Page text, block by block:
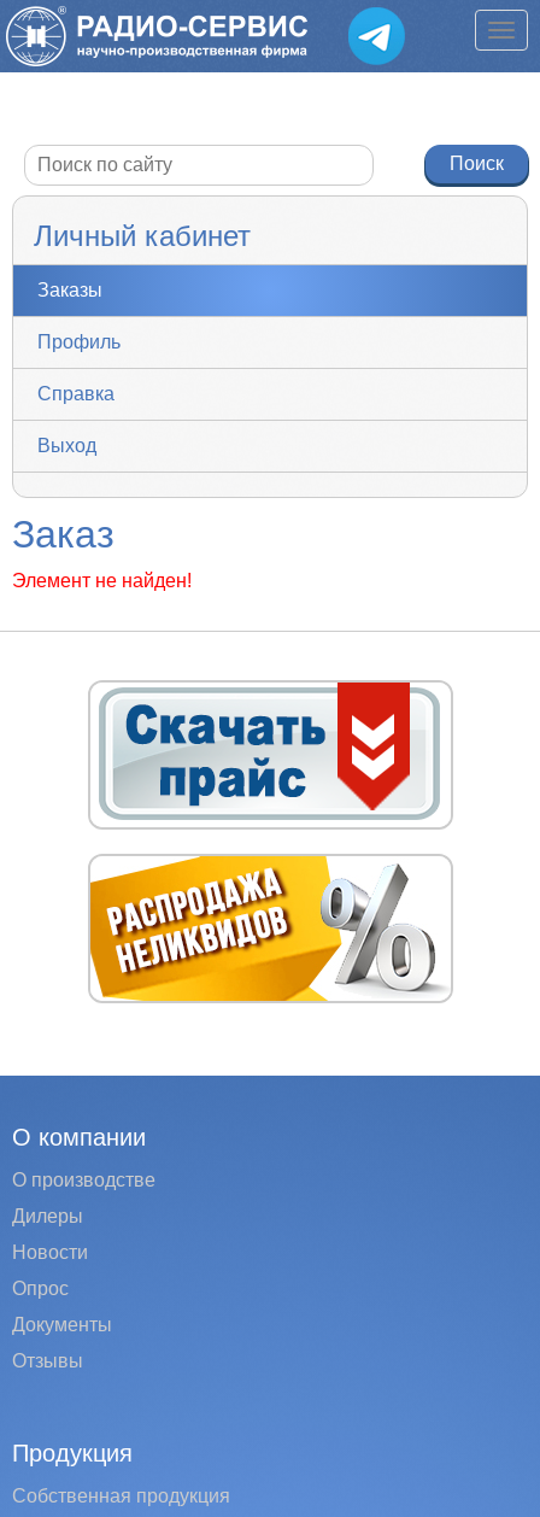
Личный кабинет
Заказы
Профиль
Справка
Выход
Заказ
Элемент не найден!
О компании
О производстве
Дилеры
Новости
Опрос
Документы
Отзывы
Продукция
Собственная продукция